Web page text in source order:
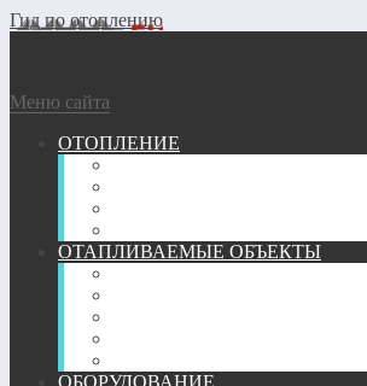
Гид по отоплению
Меню сайта
ОТОПЛЕНИЕ
ОТАПЛИВАЕМЫЕ ОБЪЕКТЫ
ОБОРУДОВАНИЕ